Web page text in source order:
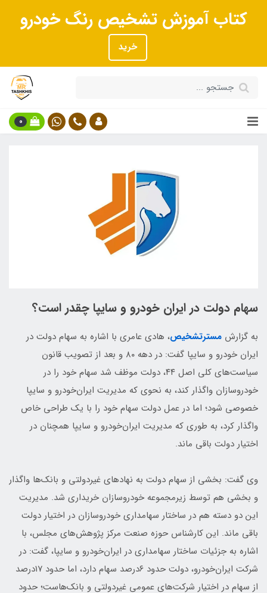
کتاب آموزش تشخیص رنگ خودرو
خرید
0
سهام دولت در ایران خودرو و سایپا چقدر است؟
به گزارش مسترتشخیص، هادی عامری با اشاره به سهام دولت در
ایران خودرو و سایپا گفت: در دهه ۸۰ و بعد از تصویب قانون
سیاست‌های کلی اصل ۴۴، دولت موظف شد سهام خود را در
خودروسازان واگذار کند، به نحوی که مدیریت ایران‌خودرو و سایپا
خصوصی شود؛ اما در عمل دولت سهام خود را با یک طراحی خاص
واگذار کرد، به طوری که مدیریت ایران‌‌خودرو و سایپا همچنان در
اختیار دولت باقی ماند.
وی گفت: بخشی از سهام دولت به نهاد‌های غیردولتی و بانک‌ها واگذار
و بخشی هم توسط زیرمجموعه خودروسازان خریداری شد. مدیریت
این دو دسته هم در ساختار سهامداری خودروسازان در اختیار دولت
باقی ماند. این کارشناس حوزه صنعت مرکز پژوهش‌های مجلس، با
اشاره به جزئیات ساختار سهامداری در ایران‌خودرو و سایپا، گفت: در
شرکت ایران‌خودرو، دولت حدود ۶درصد سهام دارد، اما حدود ۱۷درصد
از سهام در اختیار شرکت‌های عمومی غیر‌دولتی و بانک‌هاست؛ حدود